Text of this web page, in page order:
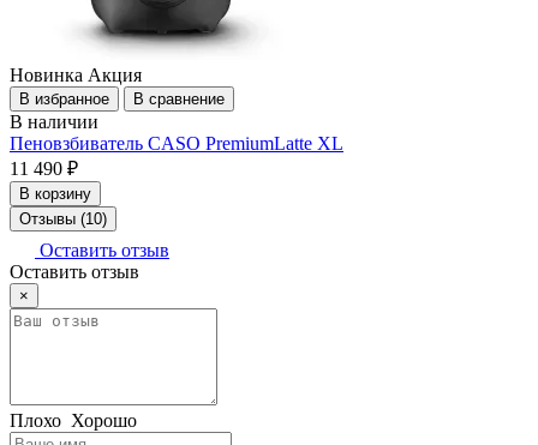
Новинка Акция
В избранное В сравнение
В наличии
Пеновзбиватель CASO PremiumLatte XL
11 490 ₽
В корзину
Отзывы (10)
Оставить отзыв
Оставить отзыв
×
Плохо Хорошо